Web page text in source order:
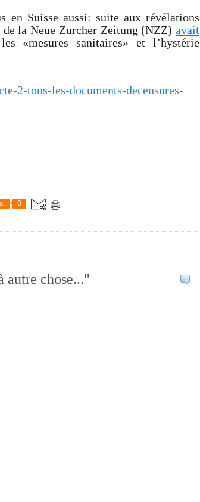
en Suisse aussi: suite aux révélations
la Neue Zurcher Zeitung (NZZ) avait
«mesures sanitaires» et l’hystérie
2-tous-les-documents-decensures-
0
…
autre chose..."